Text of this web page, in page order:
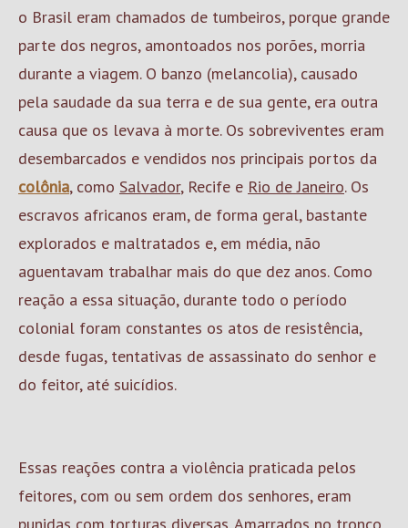
o Brasil eram chamados de tumbeiros, porque grande
parte dos negros, amontoados nos porões, morria
durante a viagem. O banzo (melancolia), causado
pela saudade da sua terra e de sua gente, era outra
causa que os levava à morte. Os sobreviventes eram
desembarcados e vendidos nos principais portos da
colônia, como Salvador, Recife e Rio de Janeiro. Os
escravos africanos eram, de forma geral, bastante
explorados e maltratados e, em média, não
aguentavam trabalhar mais do que dez anos. Como
reação a essa situação, durante todo o período
colonial foram constantes os atos de resistência,
desde fugas, tentativas de assassinato do senhor e
do feitor, até suicídios.
Essas reações contra a violência praticada pelos
feitores, com ou sem ordem dos senhores, eram